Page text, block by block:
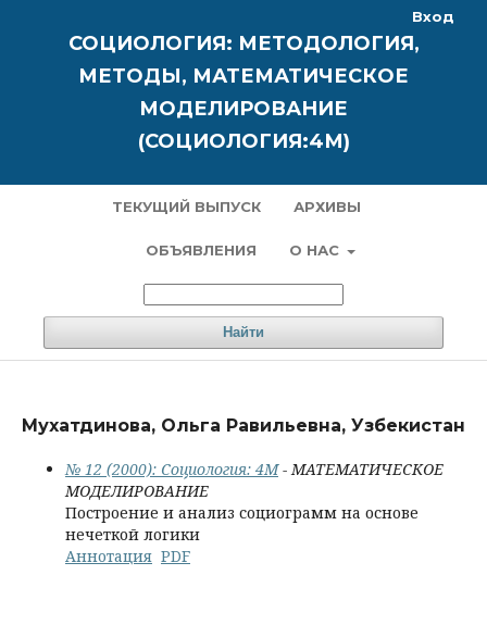
СОЦИОЛОГИЯ: МЕТОДОЛОГИЯ,
МЕТОДЫ, МАТЕМАТИЧЕСКОЕ
МОДЕЛИРОВАНИЕ
(СОЦИОЛОГИЯ:4М)
ТЕКУЩИЙ ВЫПУСК АРХИВЫ
ОБЪЯВЛЕНИЯ О НАС
Найти
Вход
Мухатдинова, Ольга Равильевна, Узбекистан
№ 12 (2000): Социология: 4М- МАТЕМАТИЧЕСКОЕ
МОДЕЛИРОВАНИЕ
Построение и анализ социограмм на основе
нечеткой логики
Аннотация PDF